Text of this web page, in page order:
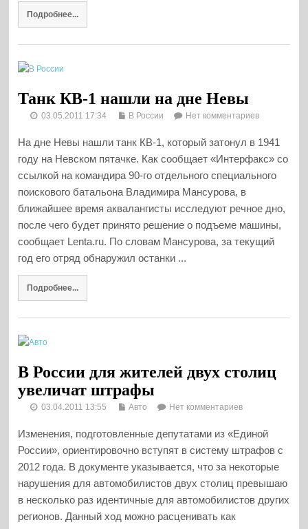
Подробнее...
Танк КВ-1 нашли на дне Невы
03.05.2011 17:34 В России Нет комментариев
На дне Невы нашли танк КВ-1, который затонул в 1941
году на Невском пятачке. Как сообщает «Интерфакс» со
ссылкой на командира 90-го отдельного специального
поискового батальона Владимира Мансурова, в
ближайшее время аквалангисты исследуют речное дно,
после чего будет принято решение о подъеме машины,
сообщает Lenta.ru. По словам Мансурова, за текущий
год его отряд обнаружил останки ...
Подробнее...
В России для жителей двух столиц
увеличат штрафы
03.04.2011 13:55 Авто Нет комментариев
Изменения, подготовленные депутатами из «Единой
России», ориентировочно вступят в систему штрафов с
2012 года. В документе указывается, что за некоторые
нарушения для автомобилистов двух столиц превышаю
в несколько раз идентичные для автомобилистов других
регионов. Данный ход можно расценивать как